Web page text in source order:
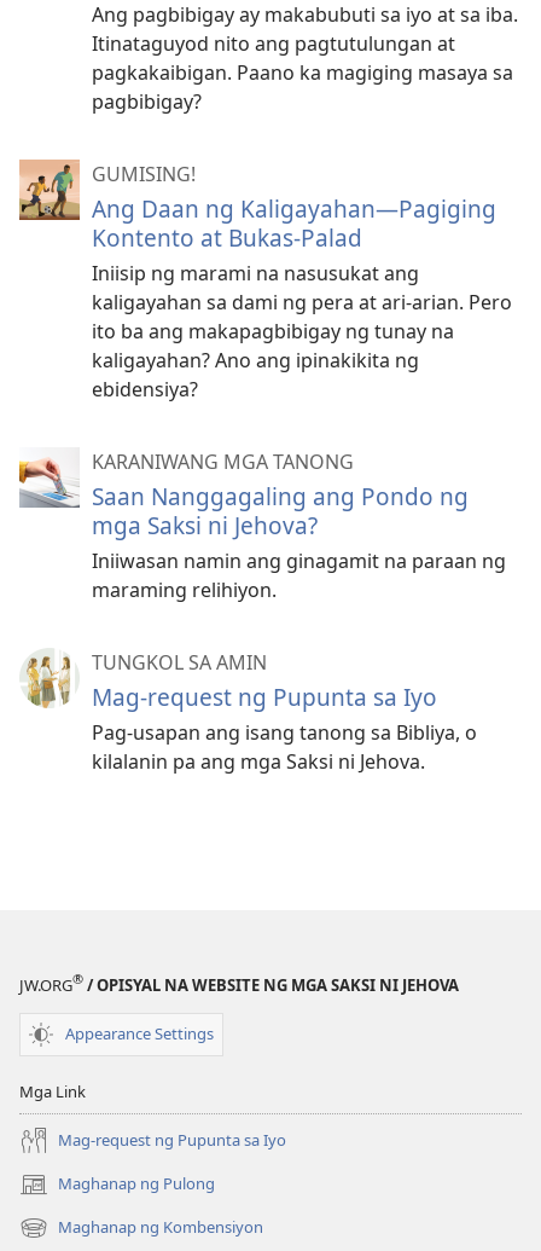
Ang pagbibigay ay makabubuti sa iyo at sa iba.
Itinataguyod nito ang pagtutulungan at
pagkakaibigan. Paano ka magiging masaya sa
pagbibigay?
GUMISING!
Ang Daan ng Kaligayahan—Pagiging
Kontento at Bukas-Palad
Iniisip ng marami na nasusukat ang
kaligayahan sa dami ng pera at ari-arian. Pero
ito ba ang makapagbibigay ng tunay na
kaligayahan? Ano ang ipinakikita ng
ebidensiya?
KARANIWANG MGA TANONG
Saan Nanggagaling ang Pondo ng
mga Saksi ni Jehova?
Iniiwasan namin ang ginagamit na paraan ng
maraming relihiyon.
TUNGKOL SA AMIN
Mag-request ng Pupunta sa Iyo
Pag-usapan ang isang tanong sa Bibliya, o
kilalanin pa ang mga Saksi ni Jehova.
JW.ORG® / OPISYAL NA WEBSITE NG MGA SAKSI NI JEHOVA
Appearance Settings
Mga Link
Mag-request ng Pupunta sa Iyo
Maghanap ng Pulong
(may
bubukas
na
Maghanap ng Kombensiyon
(may